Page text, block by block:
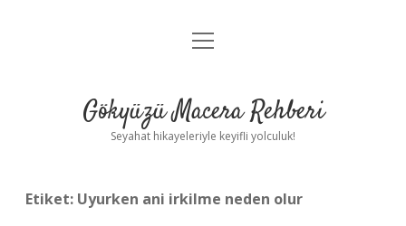
Anasayfa
Yasal Uyarı
menüyü
Gökyüzü Macera Rehberi
Seyahat hikayeleriyle keyifli yolculuk!
Etiket: Uyurken ani irkilme neden olur